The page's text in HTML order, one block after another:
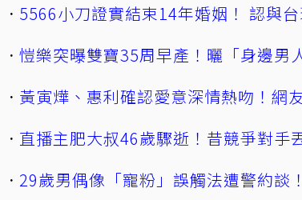
5566小刀證實結束14年婚姻！ 認與
愷樂突曝雙寶35周早產！曬「身邊男
黃寅燁、惠利確認愛意深情熱吻！網
直播主肥大叔46歲驟逝！昔競爭對手
29歲男偶像「寵粉」誤觸法遭警約談